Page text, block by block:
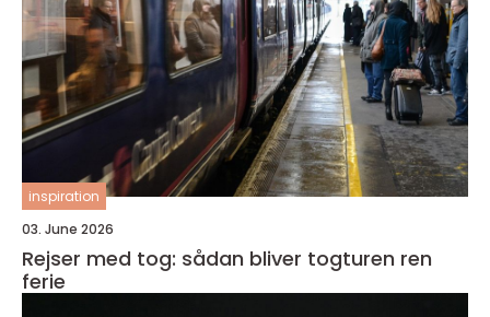
inspiration
03. June 2026
Rejser med tog: sådan bliver togturen ren
ferie